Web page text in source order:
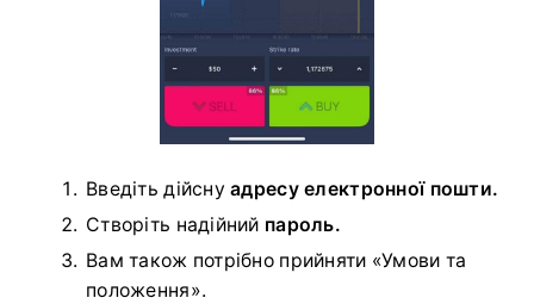
Введіть дійснуадресу електронної пошти.
Створіть надійний пароль.
Вам також потрібно прийняти «Умови та
положення».